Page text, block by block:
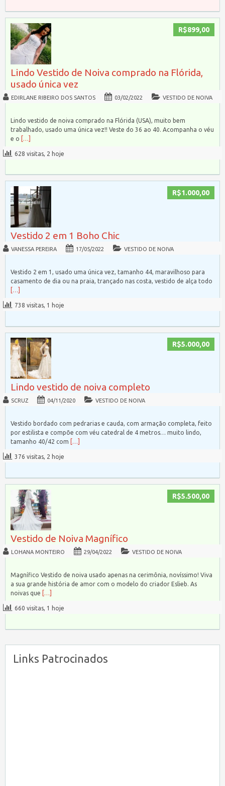
R$899,00
Lindo Vestido de Noiva comprado na Flórida,
usado única vez
EDIRLANE RIBEIRO DOS SANTOS 03/02/2022 VESTIDO DE NOIVA
Lindo vestido de noiva comprado na Flórida (USA), muito bem
trabalhado, usado uma única vez!! Veste do 36 ao 40. Acompanha o véu
e o […]
628 visitas, 2 hoje
R$1.000,00
Vestido 2 em 1 Boho Chic
VANESSA PEREIRA 17/05/2022 VESTIDO DE NOIVA
Vestido 2 em 1, usado uma única vez, tamanho 44, maravilhoso para
casamento de dia ou na praia, trançado nas costa, vestido de alça todo
[…]
738 visitas, 1 hoje
R$5.000,00
Lindo vestido de noiva completo
SCRUZ 04/11/2020 VESTIDO DE NOIVA
Vestido bordado com pedrarias e cauda, com armação completa, feito
por estilista e compõe com véu catedral de 4 metros… muito lindo,
tamanho 40/42 com […]
376 visitas, 2 hoje
R$5.500,00
Vestido de Noiva Magnífico
LOHANA MONTEIRO 29/04/2022 VESTIDO DE NOIVA
Magnífico Vestido de noiva usado apenas na cerimônia, novíssimo! Viva
a sua grande história de amor com o modelo do criador Eslieb. As
noivas que […]
660 visitas, 1 hoje
Links Patrocinados